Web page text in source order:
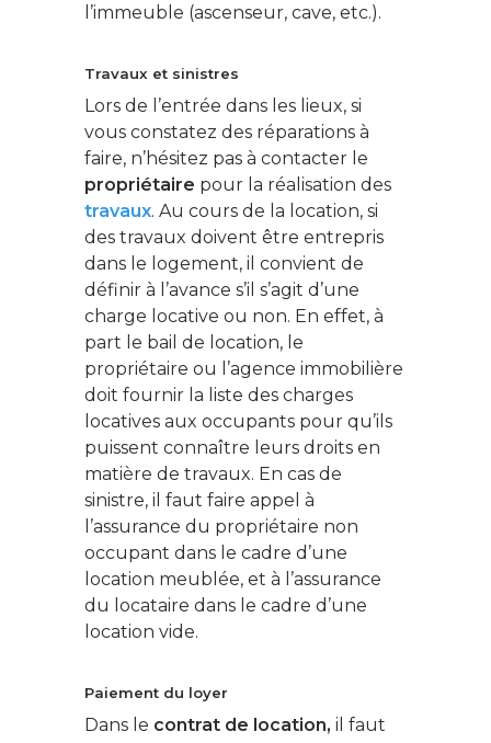
l’immeuble (ascenseur, cave, etc.).
Travaux et sinistres
Lors de l’entrée dans les lieux, si
vous constatez des réparations à
faire, n’hésitez pas à contacter le
propriétaire pour la réalisation des
travaux. Au cours de la location, si
des travaux doivent être entrepris
dans le logement, il convient de
définir à l’avance s’il s’agit d’une
charge locative ou non. En effet, à
part le bail de location, le
propriétaire ou l’agence immobilière
doit fournir la liste des charges
locatives aux occupants pour qu’ils
puissent connaître leurs droits en
matière de travaux. En cas de
sinistre, il faut faire appel à
l’assurance du propriétaire non
occupant dans le cadre d’une
location meublée, et à l’assurance
du locataire dans le cadre d’une
location vide.
Paiement du loyer
Dans le contrat de location,il faut